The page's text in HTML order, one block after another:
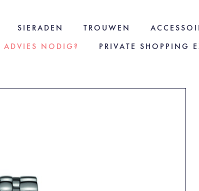
SIERADEN TROUWEN
ADVIES NODIG?
PRIVATE SHOPPING